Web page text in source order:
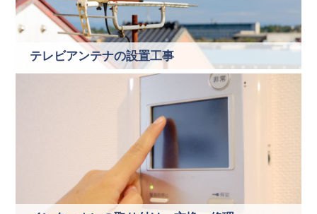
テレビアンテナの設置工事